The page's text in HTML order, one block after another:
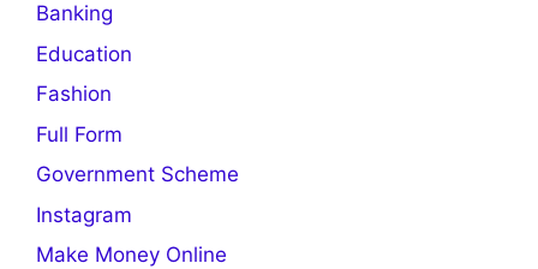
Banking
Education
Fashion
Full Form
Government Scheme
Instagram
Make Money Online